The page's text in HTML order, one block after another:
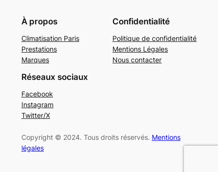
À propos
Climatisation Paris
Prestations
Marques
Confidentialité
Politique de confidentialité
Mentions Légales
Nous contacter
Réseaux sociaux
Facebook
Instagram
Twitter/X
Copyright © 2024. Tous droits réservés. Mentions
légales